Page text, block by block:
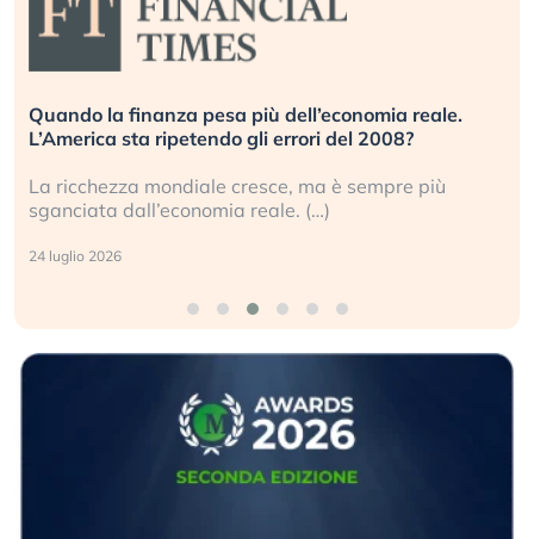
Quando la finanza pesa più dell’economia reale.
L’America sta ripetendo gli errori del 2008?
La ricchezza mondiale cresce, ma è sempre più
sganciata dall’economia reale. (…)
24 luglio 2026